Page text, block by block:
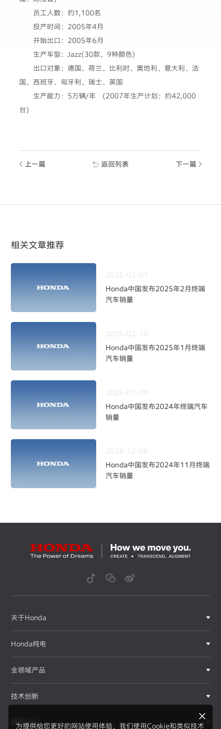
员工人数：约1,100名
投产时间：2005年4月
开始出口：2005年6月
生产车型：Jazz(30款、9种颜色)
出口对象：德国、荷兰、比利时、奥地利、意大利、法
国、西班牙、匈牙利、瑞士、英国
生产能力：5万辆/年 (2007年生产计划：约42,000
台)
上一篇 返回列表 下一篇
相关文章推荐
2025-03-07
Honda中国发布2025年2月终端
汽车销量
2025-02-10
Honda中国发布2025年1月终端
汽车销量
2025-01-09
Honda中国发布2024年终端汽车
销量
2024-12-06
Honda中国发布2024年11月终端
汽车销量
为提供给您更好的网站使用体验，我们使用Cookie和类似技术
关于Honda
Honda纯电
全领域产品
技术创新
赛事运动